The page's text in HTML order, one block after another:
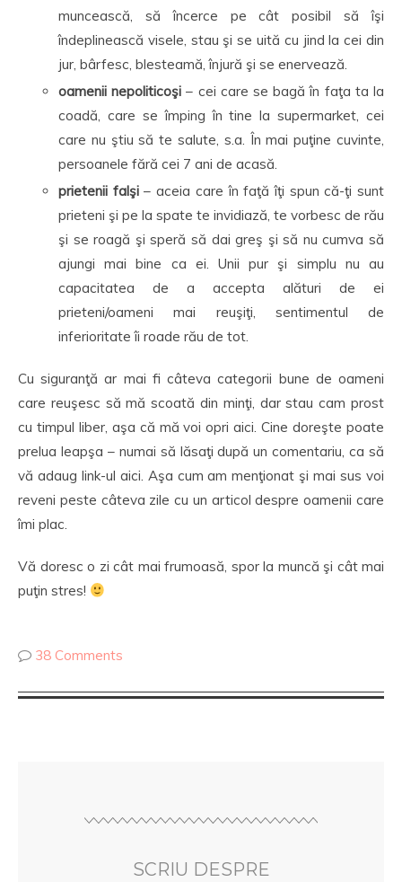
muncească, să încerce pe cât posibil să îşi
îndeplinească visele, stau şi se uită cu jind la cei din
jur, bârfesc, blesteamă, înjură şi se enervează.
oamenii nepoliticoşi – cei care se bagă în faţa ta la
coadă, care se împing în tine la supermarket, cei
care nu ştiu să te salute, s.a. În mai puţine cuvinte,
persoanele fără cei 7 ani de acasă.
prietenii falşi– aceia care în faţă îţi spun că-ţi sunt
prieteni şi pe la spate te invidiază, te vorbesc de rău
şi se roagă şi speră să dai greş şi să nu cumva să
ajungi mai bine ca ei. Unii pur şi simplu nu au
capacitatea de a accepta alături de ei
prieteni/oameni mai reuşiţi, sentimentul de
inferioritate îi roade rău de tot.
Cu siguranţă ar mai fi câteva categorii bune de oameni
care reuşesc să mă scoată din minţi, dar stau cam prost
cu timpul liber, aşa că mă voi opri aici. Cine doreşte poate
prelua leapşa – numai să lăsaţi după un comentariu, ca să
vă adaug link-ul aici. Aşa cum am menţionat şi mai sus voi
reveni peste câteva zile cu un articol despre oamenii care
îmi plac.
Vă doresc o zi cât mai frumoasă, spor la muncă şi cât mai
puţin stres!
38 Comments
SCRIU DESPRE